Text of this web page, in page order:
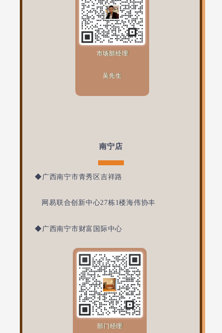
市场部经理
吴先生
南宁店
◆广西南宁市青秀区吉祥路
网易联合创新中心27栋1楼海伟协丰
◆广西南宁市财富国际中心
部门经理